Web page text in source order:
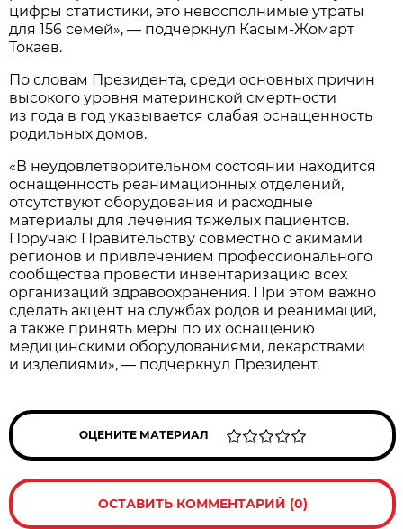
цифры статистики, это невосполнимые утраты
для 156 семей», — подчеркнул Касым-Жомарт
Токаев.
По словам Президента, среди основных причин
высокого уровня материнской смертности
из года в год указывается слабая оснащенность
родильных домов.
«В неудовлетворительном состоянии находится
оснащенность реанимационных отделений,
отсутствуют оборудования и расходные
материалы для лечения тяжелых пациентов.
Поручаю Правительству совместно с акимами
регионов и привлечением профессионального
сообщества провести инвентаризацию всех
организаций здравоохранения. При этом важно
сделать акцент на службах родов и реанимаций,
а также принять меры по их оснащению
медицинскими оборудованиями, лекарствами
и изделиями», — подчеркнул Президент.
ОЦЕНИТЕ МАТЕРИАЛ
ОСТАВИТЬ КОММЕНТАРИЙ (0)